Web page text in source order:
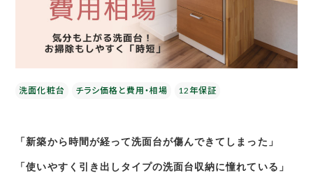
洗面化粧台 チラシ価格と費用・相場 12年保証
「新築から時間が経って洗面台が傷んできてしまった」
「使いやすく引き出しタイプの洗面台収納に憧れている」